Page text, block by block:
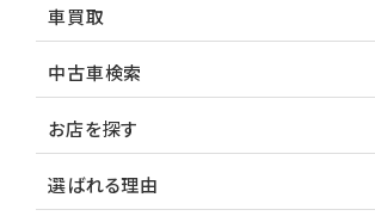
車買取
中古車検索
お店を探す
選ばれる理由